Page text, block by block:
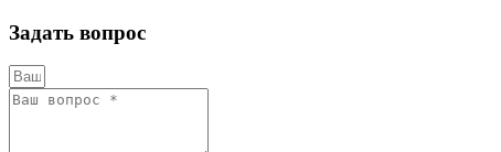
Задать вопрос